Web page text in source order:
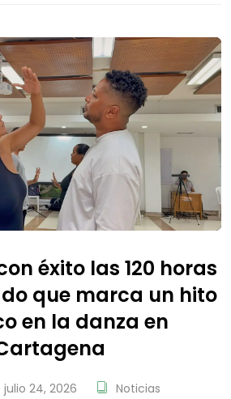
éxito las 120 horas
que marca un hito
en la danza en
julio 24, 2026 Noticias